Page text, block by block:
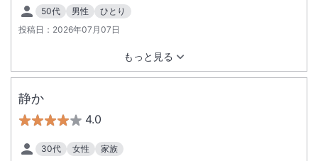
50代 男性
ひとり
投稿日： 2026年07月07日
もっと見る
静か
4.0
30代 女性
家族